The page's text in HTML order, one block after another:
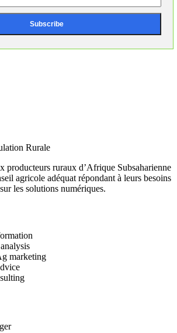
Rurale
producteurs ruraux d’Afrique Subsaharienne
agricole adéquat répondant à leurs besoins
les solutions numériques.
marketing